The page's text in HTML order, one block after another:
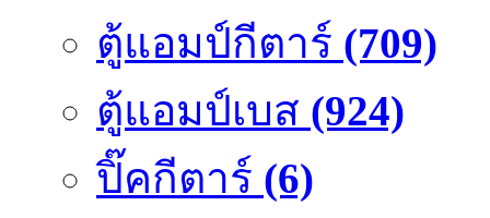
ตู้แอมป์กีตาร์ (709)
ตู้แอมป์เบส (924)
ปิ๊คกีตาร์ (6)